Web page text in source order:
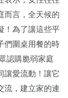
而言，全天候的
！為了讓這些平
們圍桌用餐的時
認購脆弱家庭
讓愛流動！讓它
流，建立家的連